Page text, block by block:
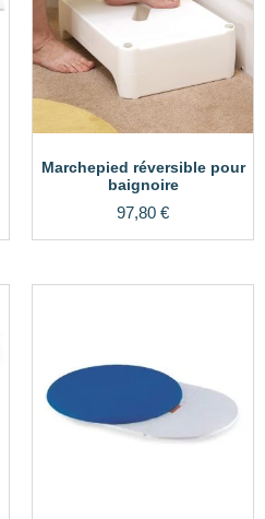
Marchepied réversible pour
baignoire
97,80 €